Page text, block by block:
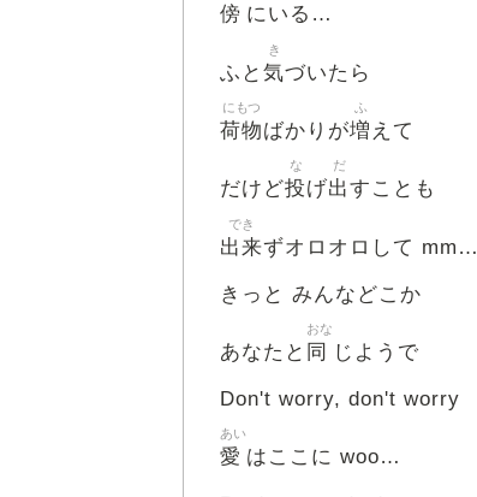
傍 にいる…
ふと 気
き
づいたら
荷物
にもつ
ばかりが増
ふ
えて
だけど投
な
げ出
だ
すことも
出来
でき
ずオロオロして mm…
きっと みんなどこか
あなたと 同
おな
じようで
Don't worry, don't worry
愛
あい
はここに woo…